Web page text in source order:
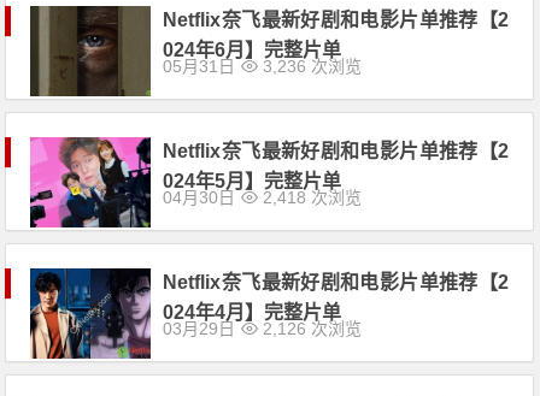
Netflix奈飞最新好剧和电影片单推荐【2
024年6月】完整片单
05月31日 3,236 次浏览
Netflix奈飞最新好剧和电影片单推荐【2
024年5月】完整片单
04月30日 2,418 次浏览
Netflix奈飞最新好剧和电影片单推荐【2
024年4月】完整片单
03月29日 2,126 次浏览